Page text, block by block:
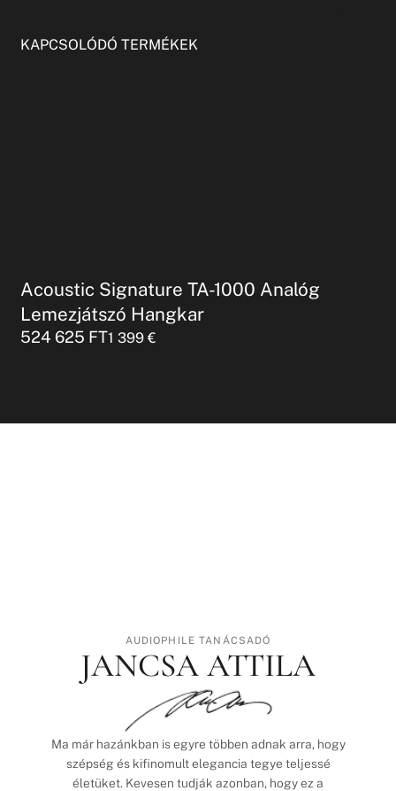
KAPCSOLÓDÓ TERMÉKEK
Acoustic Signature TA-1000 Analóg
Lemezjátszó Hangkar
524 625 FT1 399€
AUDIOPHILE TANÁCSADÓ
JANCSA ATTILA
Ma már hazánkban is egyre többen adnak arra, hogy
szépség és kifinomult elegancia tegye teljessé
életüket. Kevesen tudják azonban, hogy ez a